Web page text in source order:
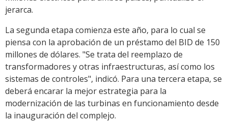
jerarca.
La segunda etapa comienza este año, para lo cual se
piensa con la aprobación de un préstamo del BID de 150
millones de dólares. "Se trata del reemplazo de
transformadores y otras infraestructuras, así como los
sistemas de controles", indicó. Para una tercera etapa, se
deberá encarar la mejor estrategia para la
modernización de las turbinas en funcionamiento desde
la inauguración del complejo.